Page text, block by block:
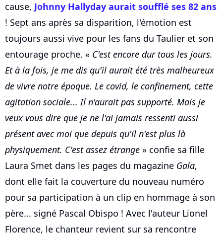
cause, Johnny Hallyday aurait soufflé ses 82 ans
! Sept ans après sa disparition, l'émotion est
toujours aussi vive pour les fans du Taulier et son
entourage proche. « C'est encore dur tous les jours.
Et à la fois, je me dis qu'il aurait été très malheureux
de vivre notre époque. Le covid, le confinement, cette
agitation sociale... Il n'aurait pas supporté. Mais je
veux vous dire que je ne l'ai jamais ressenti aussi
présent avec moi que depuis qu'il n'est plus là
physiquement. C'est assez étrange » confie sa fille
Laura Smet dans les pages du magazine Gala,
dont elle fait la couverture du nouveau numéro
pour sa participation à un clip en hommage à son
père... signé Pascal Obispo ! Avec l'auteur Lionel
Florence, le chanteur revient sur sa rencontre